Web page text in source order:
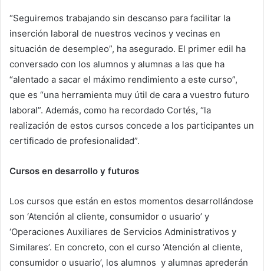
“Seguiremos trabajando sin descanso para facilitar la
inserción laboral de nuestros vecinos y vecinas en
situación de desempleo”, ha asegurado. El primer edil ha
conversado con los alumnos y alumnas a las que ha
“alentado a sacar el máximo rendimiento a este curso”,
que es “una herramienta muy útil de cara a vuestro futuro
laboral”. Además, como ha recordado Cortés, “la
realización de estos cursos concede a los participantes un
certificado de profesionalidad”.
Cursos en desarrollo y futuros
Los cursos que están en estos momentos desarrollándose
son ‘Atención al cliente, consumidor o usuario’ y
‘Operaciones Auxiliares de Servicios Administrativos y
Similares’. En concreto, con el curso ‘Atención al cliente,
consumidor o usuario’, los alumnos y alumnas aprederán